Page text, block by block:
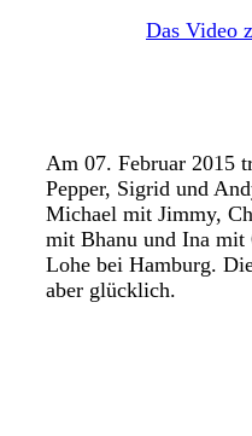
Das Video
Am 07. Februar 2015
Pepper, Sigrid und
Michael mit Jimmy,
mit Bhanu und Ina mit
Lohe bei Hamburg.
aber glücklich.